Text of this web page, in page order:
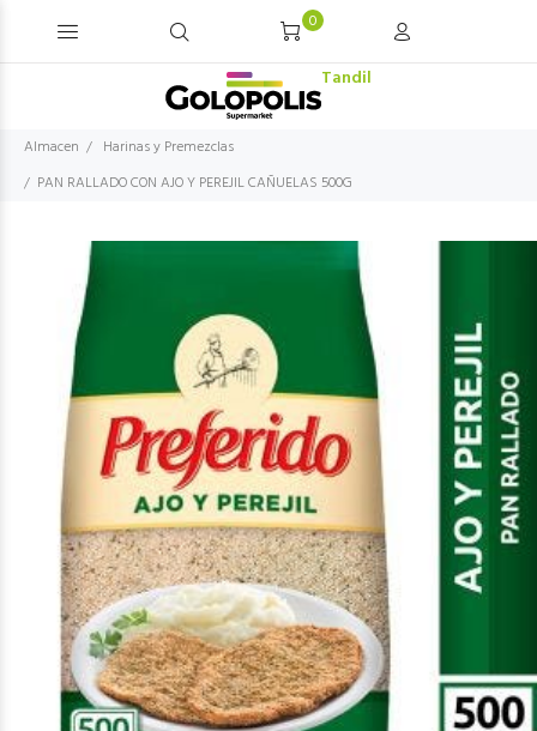
0
Tandil
Almacen
Harinas y Premezclas
PAN RALLADO CON AJO Y PEREJIL CAÑUELAS 500G